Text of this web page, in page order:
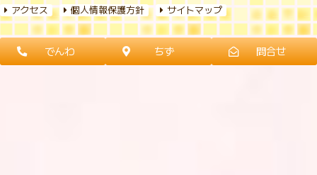
アクセス 個人情報保護方針 サイトマップ
でんわ ちず 問合せ